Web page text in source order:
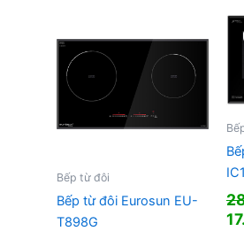
Bếp từ đôi
Bếp từ đôi Eurosun EU-
T898G